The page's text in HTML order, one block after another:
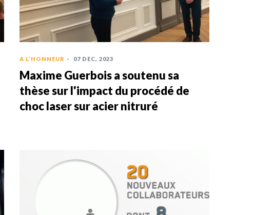
A L’HONNEUR - 07 DEC, 2023
Maxime Guerbois a soutenu sa
thèse sur l'impact du procédé de
choc laser sur acier nitruré